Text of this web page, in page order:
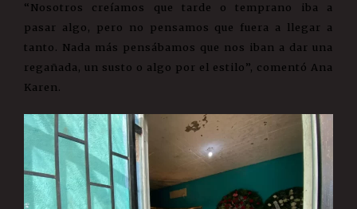
“Nosotros creíamos que tarde o temprano iba a
pasar algo, pero no pensamos que fuera a llegar a
tanto. Nada más pensábamos que nos iban a dar una
regañada, un susto o algo por el estilo”, comentó Ana
Karen.